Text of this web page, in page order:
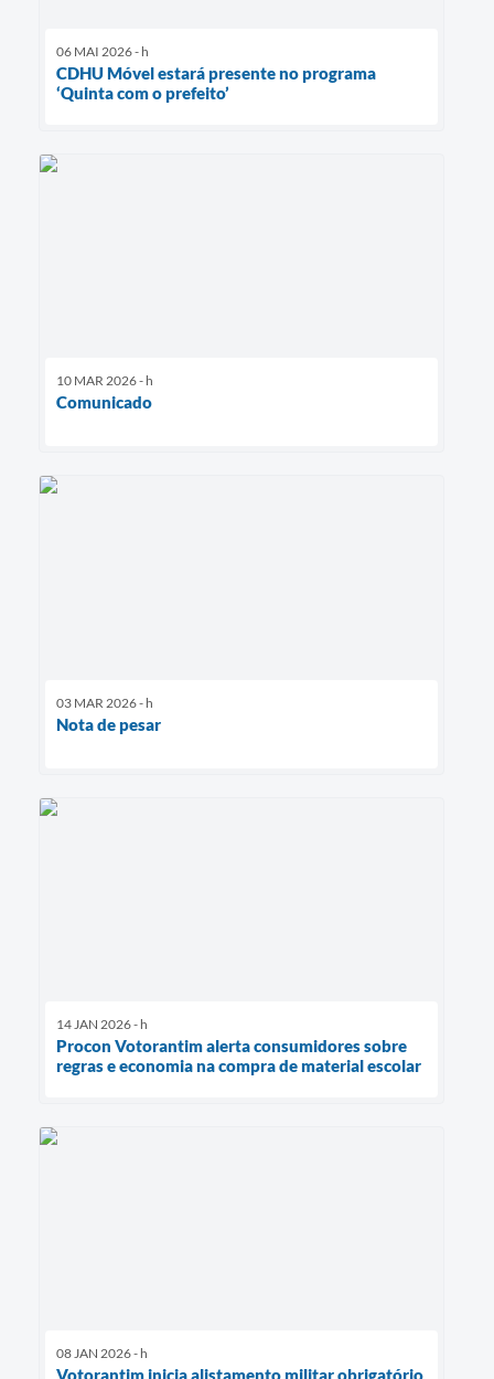
06 MAI 2026 - h
CDHU Móvel estará presente no programa
‘Quinta com o prefeito’
10 MAR 2026 - h
Comunicado
03 MAR 2026 - h
Nota de pesar
14 JAN 2026 - h
Procon Votorantim alerta consumidores sobre
regras e economia na compra de material escolar
08 JAN 2026 - h
Votorantim inicia alistamento militar obrigatório